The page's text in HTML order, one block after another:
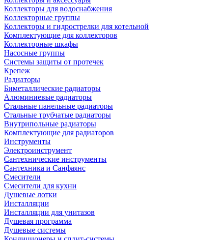
Коллекторы для водоснабжения
Коллекторные группы
Коллекторы и гидрострелки для котельной
Комплектующие для коллекторов
Коллекторные шкафы
Насосные группы
Системы защиты от протечек
Крепеж
Радиаторы
Биметаллические радиаторы
Алюминиевые радиаторы
Стальные панельные радиаторы
Стальные трубчатые радиаторы
Внутрипольные радиаторы
Комплектующие для радиаторов
Инструменты
Электроинструмент
Сантехнические инструменты
Сантехника и Санфаянс
Смесители
Смесители для кухни
Душевые лотки
Инсталляции
Инсталляции для унитазов
Душевая программа
Душевые системы